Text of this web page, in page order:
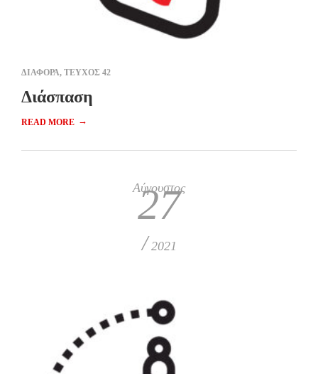
ΔΙΑΦΟΡΑ, ΤΕΥΧΟΣ 42
Διάσπαση
READ MORE →
Αύγουστος
27
/ 2021